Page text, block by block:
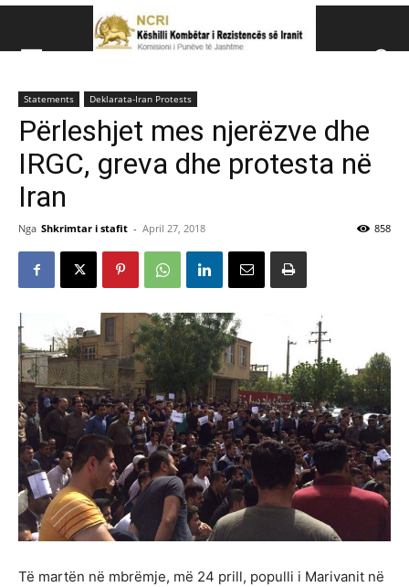
Këshillit Kombëtar të Rezistencës së Iranit (NCRI)
Statements Deklarata-Iran Protests
Përleshjet mes njerëzve dhe
IRGC, greva dhe protesta në
Iran
Nga Shkrimtar i stafit - April 27, 2018 858
Të martën në mbrëmje, më 24 prill, populli i Marivanit në